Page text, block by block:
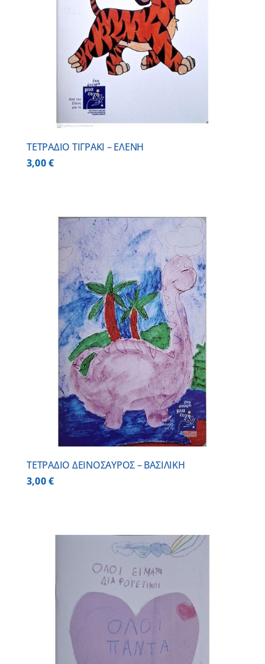
ΤΕΤΡΑΔΙΟ ΤΙΓΡΑΚΙ – ΕΛΕΝΗ
3,00€
ΤΕΤΡΑΔΙΟ ΔΕΙΝΟΣΑΥΡΟΣ – ΒΑΣΙΛΙΚΗ
3,00€